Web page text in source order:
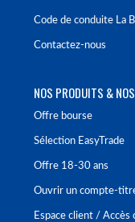
Code de conduite La
Contactez-nous
NOS PRODUITS &
Offre bourse
Sélection EasyTrade
Offre 18-30 ans
Ouvrir un compte-
Espace client / Accès